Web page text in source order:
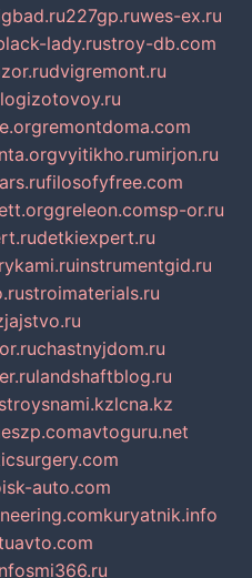
227gp.ruwes-ex.ru
lady.rustroy-db.com
dvigremont.ru
remontdoma.com
vyitikho.rumirjon.ru
filosofyfree.com
greleon.comsp-or.ru
detkiexpert.ru
instrumentgid.ru
stroimaterials.ru
chastnyjdom.ru
landshaftblog.ru
stroysnami.kzlcna.kz
avtoguru.net
auto.com
kuryatnik.info
smi366.ru